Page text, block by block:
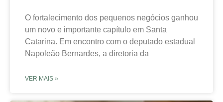
O fortalecimento dos pequenos negócios ganhou
um novo e importante capítulo em Santa
Catarina. Em encontro com o deputado estadual
Napoleão Bernardes, a diretoria da
VER MAIS »